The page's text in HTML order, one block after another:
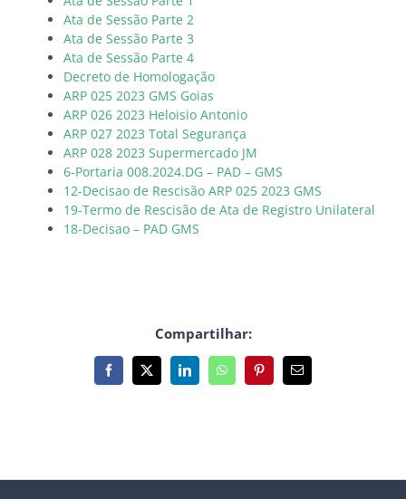
Ata de Sessão Parte 2
Ata de Sessão Parte 3
Ata de Sessão Parte 4
Decreto de Homologação
ARP 025 2023 GMS Goias
ARP 026 2023 Heloisio Antonio
ARP 027 2023 Total Segurança
ARP 028 2023 Supermercado JM
6-Portaria 008.2024.DG – PAD – GMS
12-Decisao de Rescisão ARP 025 2023 GMS
19-Termo de Rescisão de Ata de Registro Unilateral
18-Decisao – PAD GMS
Compartilhar:
Facebook
X LinkedInWhatsAppPinterest
E-
mail